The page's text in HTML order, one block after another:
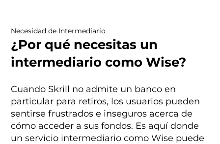
Necesidad de Intermediario
¿Por qué necesitas un
intermediario como Wise?
Cuando Skrill no admite un banco en
particular para retiros, los usuarios pueden
sentirse frustrados e inseguros acerca de
cómo acceder a sus fondos. Es aquí donde
un servicio intermediario como Wise puede